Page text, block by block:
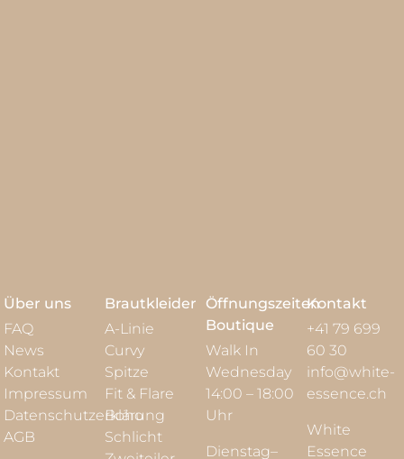
Über uns
FAQ
News
Kontakt
Impressum
Datenschutzerklärung
AGB
Brautkleider
A-Linie
Curvy
Spitze
Fit & Flare
Boho
Schlicht
Öffnungszeiten
Boutique
Walk In
Wednesday
14:00 – 18:00
Uhr
Dienstag–
Kontakt
+41 79 699
60 30
info@white-
essence.ch
White
Essence